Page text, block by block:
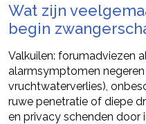
Wat zijn
begin
Valkuilen: forumadviezen
alarmsymptomen negeren
vruchtwaterverlies),
ruwe penetratie of diepe
en privacy schenden door